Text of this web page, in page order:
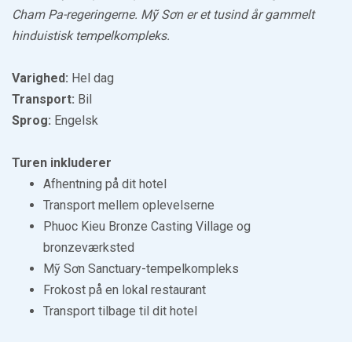
Cham Pa-regeringerne. Mỹ Sơn er et tusind år gammelt
hinduistisk tempelkompleks.
Varighed: Hel dag
Transport: Bil
Sprog: Engelsk
Turen inkluderer
Afhentning på dit hotel
Transport mellem oplevelserne
Phuoc Kieu Bronze Casting Village og
bronzeværksted
Mỹ Sơn Sanctuary-tempelkompleks
Frokost på en lokal restaurant
Transport tilbage til dit hotel